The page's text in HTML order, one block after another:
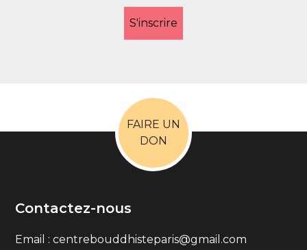
S'inscrire
FAIRE UN
DON
Contactez-nous
Email : centrebouddhisteparis@gmail.com